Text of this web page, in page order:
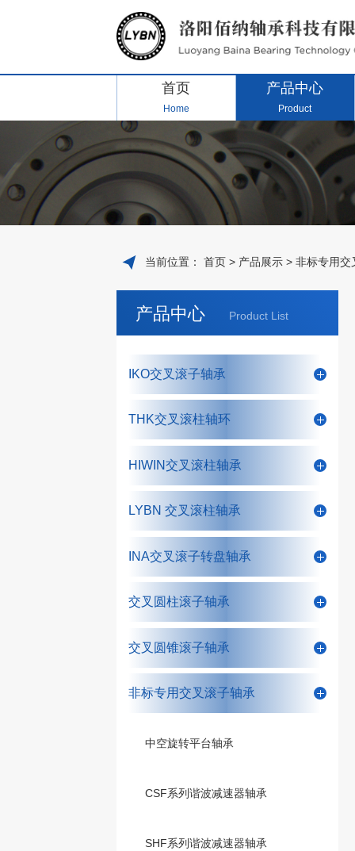
首页
Home
产品中心
Product
当前位置： 首页> 产品展示> 非标专用交
产品中心 Product List
IKO交叉滚子轴承
THK交叉滚柱轴环
HIWIN交叉滚柱轴承
LYBN 交叉滚柱轴承
INA交叉滚子转盘轴承
交叉圆柱滚子轴承
交叉圆锥滚子轴承
非标专用交叉滚子轴承
中空旋转平台轴承
CSF系列谐波减速器轴承
SHF系列谐波减速器轴承